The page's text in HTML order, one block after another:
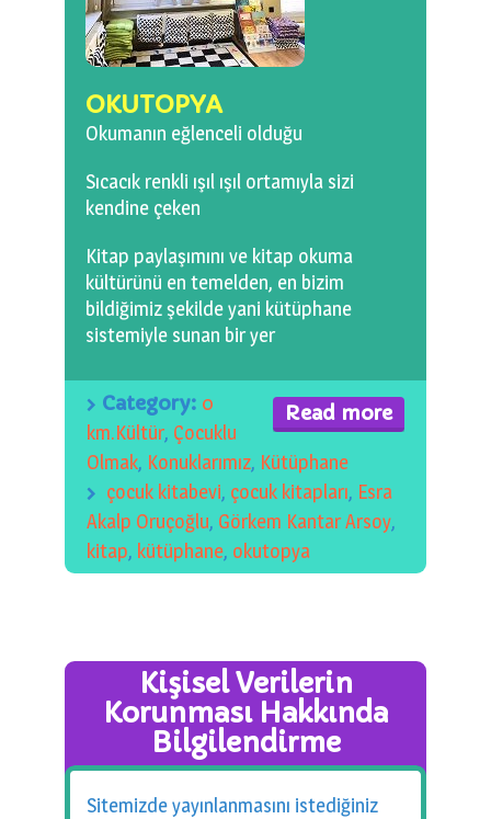
0 km.Bızdıklar Yazılarım
Filmlerimiz
Hadi Bize Yazın
OKUTOPYA
Okumanın eğlenceli olduğu
Sıcacık renkli ışıl ışıl ortamıyla sizi
kendine çeken
Kitap paylaşımını ve kitap okuma
kültürünü en temelden, en bizim
bildiğimiz şekilde yani kütüphane
sistemiyle sunan bir yer
Read more
Category: 0
km.Kültür, Çocuklu
Olmak, Konuklarımız, Kütüphane
çocuk kitabevi, çocuk kitapları, Esra
Akalp Oruçoğlu, Görkem Kantar Arsoy,
kitap, kütüphane, okutopya
Kişisel Verilerin
Korunması Hakkında
Bilgilendirme
Sitemizde yayınlanmasını istediğiniz